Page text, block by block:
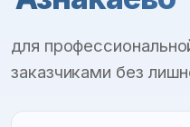
для
заказчиками без